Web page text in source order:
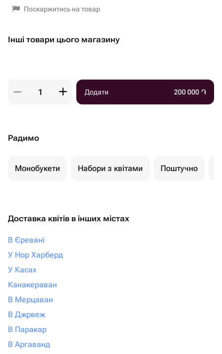
Поскаржитись на товар
Інші товари цього магазину
Додати 200 000 ֏
Радимо
Монобукети Набори з квітами Поштучно
Доставка квітів в інших містах
В Єревані
У Нор Харберд
У Касах
Канакераван
В Мерцаван
В Джрвеж
В Паракар
В Аргаванд